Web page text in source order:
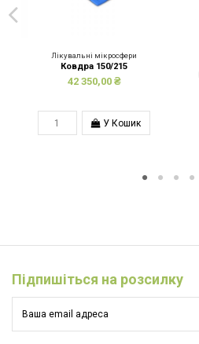
Лікувальні мікросфери
Ковдра 150/215
42 350,00 ₴
У Кошик
Підпишіться на розсилку